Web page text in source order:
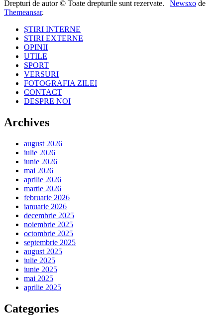
Drepturi de autor © Toate drepturile sunt rezervate. | Newsxo de
Themeansar.
ȘTIRI INTERNE
STIRI EXTERNE
OPINII
UTILE
SPORT
VERSURI
FOTOGRAFIA ZILEI
CONTACT
DESPRE NOI
Archives
august 2026
iulie 2026
iunie 2026
mai 2026
aprilie 2026
martie 2026
februarie 2026
ianuarie 2026
decembrie 2025
noiembrie 2025
octombrie 2025
septembrie 2025
august 2025
iulie 2025
iunie 2025
mai 2025
aprilie 2025
Categories